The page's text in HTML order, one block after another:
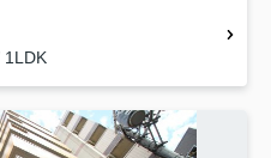
1LDK